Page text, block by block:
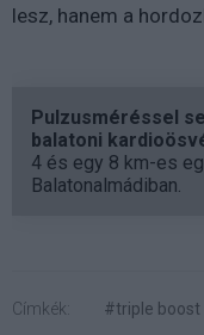
lesz, hanem a
Pulzusméréssel
balatoni
4 és egy 8 km-es
Balatonalmádiban.
Címkék: #triple boost